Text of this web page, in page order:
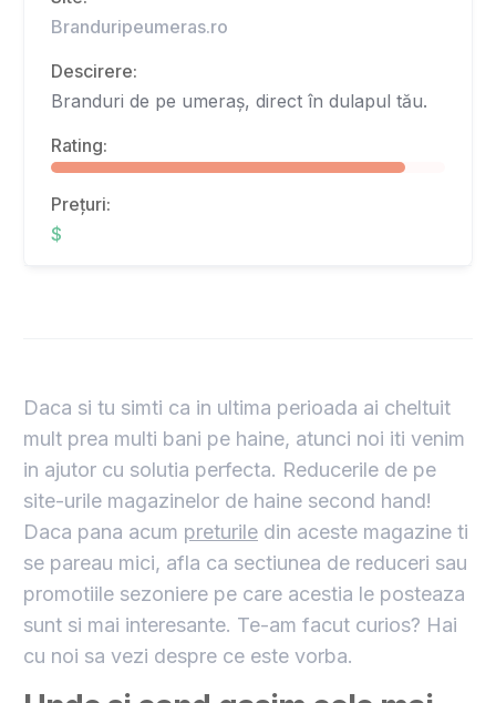
Branduripeumeras.ro
Descirere:
Branduri de pe umeraș, direct în dulapul tău.
Rating:
Prețuri:
$
Daca si tu simti ca in ultima perioada ai cheltuit
mult prea multi bani pe haine, atunci noi iti venim
in ajutor cu solutia perfecta. Reducerile de pe
site-urile magazinelor de haine second hand!
Daca pana acum preturile din aceste magazine ti
se pareau mici, afla ca sectiunea de reduceri sau
promotiile sezoniere pe care acestia le posteaza
sunt si mai interesante. Te-am facut curios? Hai
cu noi sa vezi despre ce este vorba.